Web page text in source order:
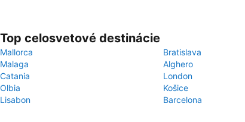
Top celosvetové destinácie
Mallorca
Bratislava
Malaga
Alghero
Catania
London
Olbia
Košice
Lisabon
Barcelona